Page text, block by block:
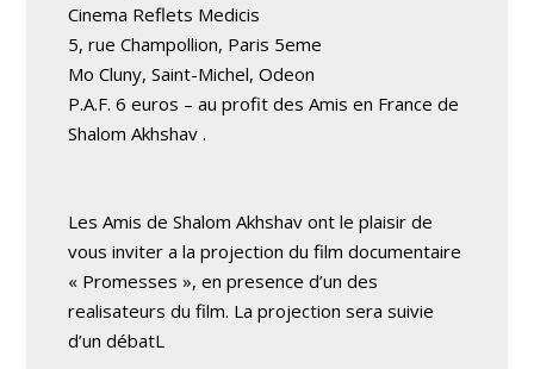
Cinema Reflets Medicis
5, rue Champollion, Paris 5eme
Mo Cluny, Saint-Michel, Odeon
P.A.F. 6 euros – au profit des Amis en France de
Shalom Akhshav .
Les Amis de Shalom Akhshav ont le plaisir de
vous inviter a la projection du film documentaire
« Promesses », en presence d’un des
realisateurs du film. La projection sera suivie
d’un débatL